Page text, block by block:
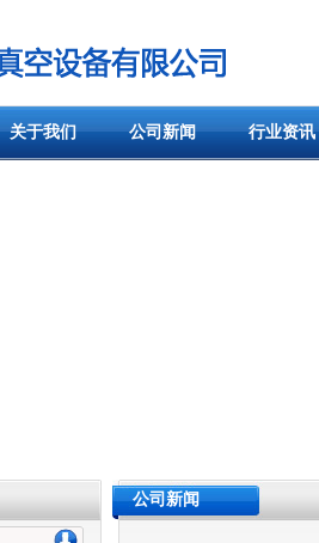
关于我们 公司新闻 行业资讯
公司新闻